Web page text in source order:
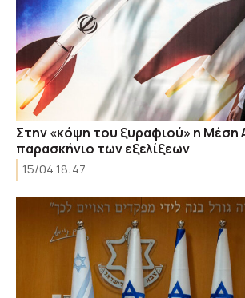
Στην «κόψη του ξυραφιού» η Μέση
παρασκήνιο των εξελίξεων
15/04 18:47